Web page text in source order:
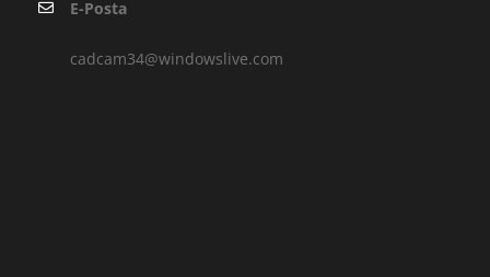
E-Posta
cadcam34@windowslive.com